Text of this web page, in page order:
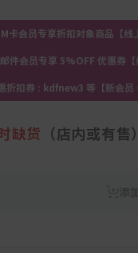
卡会员专享折扣对象商品【线
件会员专享 5%OFF 优惠券【
折扣券 : kdfnew3 等【新会员
缺货 （店内或有售）